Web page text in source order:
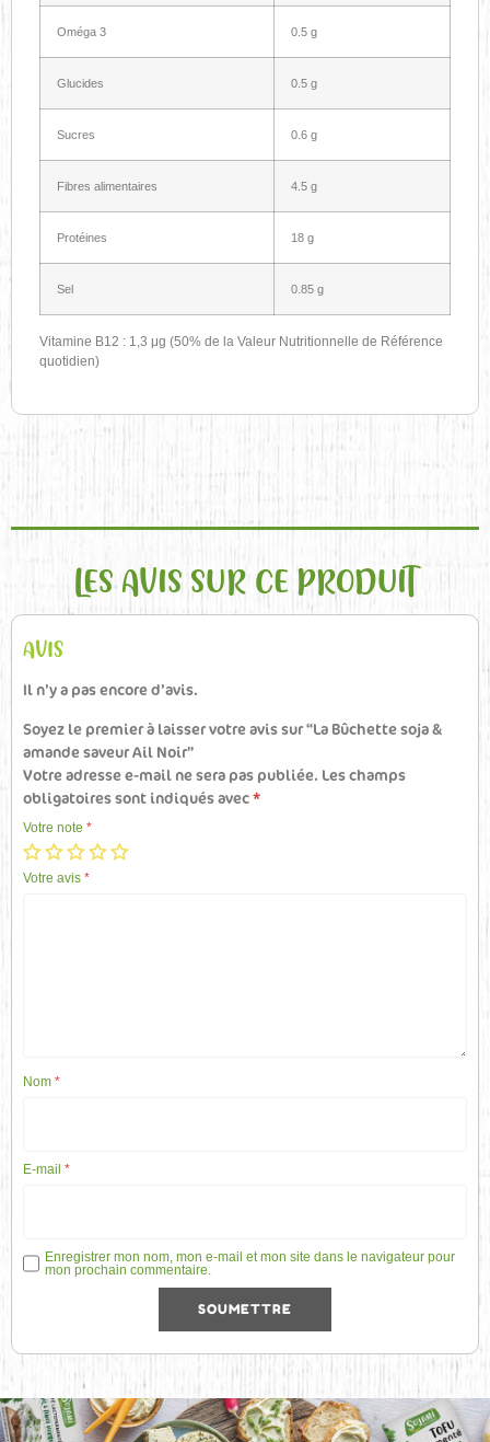
Oméga 3 0.5 g
Glucides 0.5 g
Sucres 0.6 g
Fibres alimentaires 4.5 g
Protéines 18 g
Sel 0.85 g
Vitamine B12 : 1,3 μg (50% de la Valeur Nutritionnelle de Référence
quotidien)
LES AVIS SUR CE PRODUIT
AVIS
Il n’y a pas encore d’avis.
Soyez le premier à laisser votre avis sur “La Bûchette soja &
amande saveur Ail Noir”
Votre adresse e-mail ne sera pas publiée. Les champs
obligatoires sont indiqués avec*
Votre note *
Votre avis *
Nom *
E-mail *
Enregistrer mon nom, mon e-mail et mon site dans le navigateur pour
mon prochain commentaire.